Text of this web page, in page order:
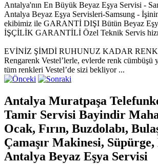
Antalya'nın En Büyük Beyaz Eşya Servisi -
Antalya Beyaz Eşya Servisleri-Samsung -
ekibimiz ile GARANTİ DIŞI Bütün Beyaz
İŞÇİLİK GARANTİLİ Özel Teknik Servis
EVİNİZ ŞİMDİ RUHUNUZ KADAR
Rengarenk Vestel’lerle, evlerde renk cümbüşü
tüm renkleri Vestel’de sizi bekliyor ...
Antalya Muratpaşa
Tamir Servisi Bayindir
Ocak, Fırın, Buzdolabı,
Çamaşır Makinesi,
Antalya Beyaz Eşya Servisi